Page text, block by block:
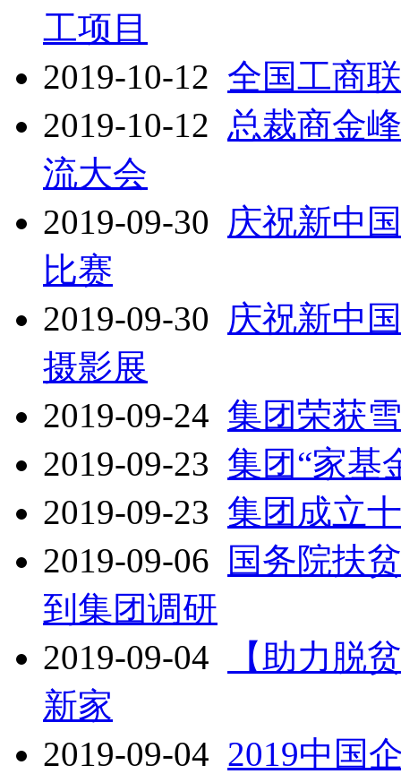
工项目
2019-10-12 全国工商
2019-10-12 总裁商金
流大会
2019-09-30 庆祝新中
比赛
2019-09-30 庆祝新中
摄影展
2019-09-24 集团荣获
2019-09-23 集团“家基
2019-09-23 集团成立
2019-09-06
国务院扶
到集团调研
2019-09-04
【助力脱
新家
2019-09-04 2019中国